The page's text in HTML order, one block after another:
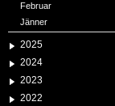
Februar
Jänner
2025
2024
2023
2022